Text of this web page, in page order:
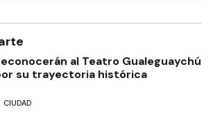
al Teatro Gualeguaychú
su trayectoria histórica
CIUDAD